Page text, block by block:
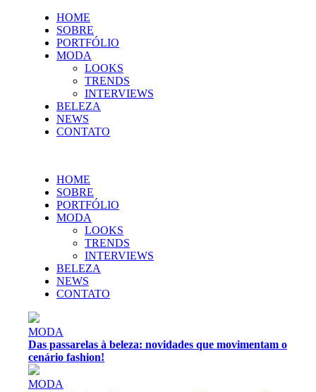
HOME
SOBRE
PORTFÓLIO
MODA
LOOKS
TRENDS
INTERVIEWS
BELEZA
NEWS
CONTATO
HOME
SOBRE
PORTFÓLIO
MODA
LOOKS
TRENDS
INTERVIEWS
BELEZA
NEWS
CONTATO
MODA
Das passarelas à beleza: novidades que movimentam o
cenário fashion!
MODA